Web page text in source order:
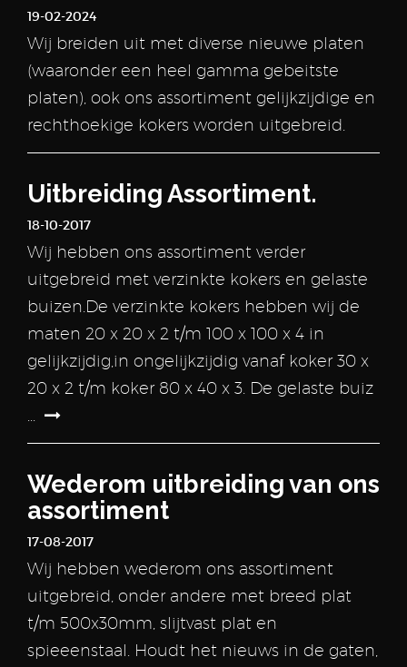
19-02-2024
Wij breiden uit met diverse nieuwe platen
(waaronder een heel gamma gebeitste
platen), ook ons assortiment gelijkzijdige en
rechthoekige kokers worden uitgebreid.
Uitbreiding Assortiment.
18-10-2017
Wij hebben ons assortiment verder
uitgebreid met verzinkte kokers en gelaste
buizen.De verzinkte kokers hebben wij de
maten 20 x 20 x 2 t/m 100 x 100 x 4 in
gelijkzijdig,in ongelijkzijdig vanaf koker 30 x
20 x 2 t/m koker 80 x 40 x 3. De gelaste buiz
Wederom uitbreiding van ons
assortiment
17-08-2017
Wij hebben wederom ons assortiment
uitgebreid, onder andere met breed plat
t/m 500x30mm, slijtvast plat en
spieeenstaal. Houdt het nieuws in de gaten,